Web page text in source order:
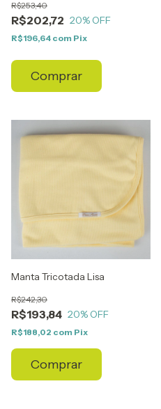
R$202,72
R$253,40
20% OFF
R$196,64 com Pix
Comprar
Manta Tricotada Lisa
R$193,84
R$242,30
20% OFF
R$188,02 com Pix
Comprar